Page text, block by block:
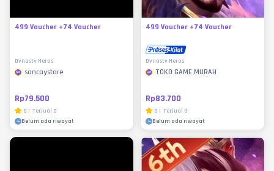
499 Voucher +74 Voucher
Dynasty Heros
sancaystore
Rp79.500
0 | Terjual 0
Belum ada riwayat
499 Voucher +74 Voucher
Dynasty Heros
TOKO GAME MURAH
Rp83.700
0 | Terjual 0
Belum ada riwayat